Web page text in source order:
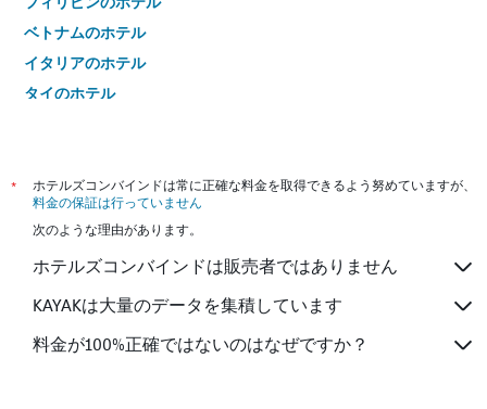
ベトナムのホテル
イタリアのホテル
タイのホテル
*
ホテルズコンバインドは常に正確な料金を取得できるよう努めていますが、
料金の保証は行っていません
次のような理由があります。
ホテルズコンバインドは販売者ではありません
KAYAKは大量のデータを集積しています
料金が100%正確ではないのはなぜですか？